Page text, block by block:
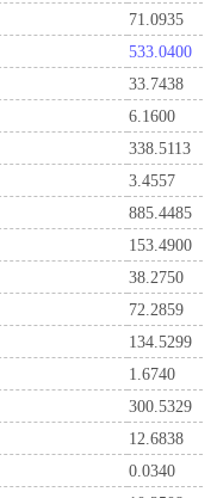
71.0935
533.0400
33.7438
6.1600
338.5113
3.4557
885.4485
153.4900
38.2750
72.2859
134.5299
1.6740
300.5329
12.6838
0.0340